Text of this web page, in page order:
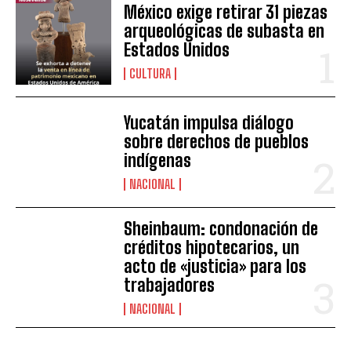
México exige retirar 31 piezas
arqueológicas de subasta en
Estados Unidos
CULTURA
Yucatán impulsa diálogo
sobre derechos de pueblos
indígenas
NACIONAL
Sheinbaum: condonación de
créditos hipotecarios, un
acto de «justicia» para los
trabajadores
NACIONAL